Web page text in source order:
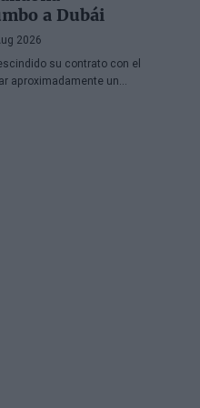
a Dubái
2026
su contrato con el
aproximadamente un